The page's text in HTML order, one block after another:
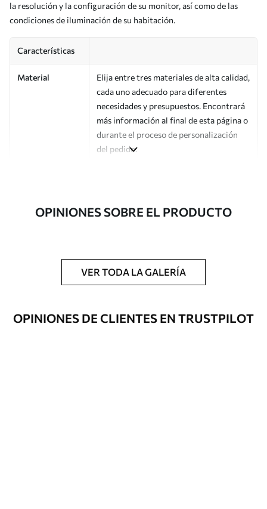
la resolución y la configuración de su monitor, así como de las
condiciones de iluminación de su habitación.
Características
Material
Elija entre tres materiales de alta calidad,
cada uno adecuado para diferentes
necesidades y presupuestos. Encontrará
más información al final de esta página o
durante el proceso de personalización
del pedido.
artículo
Impreso bajo pedido y entregado en
rollos de hasta 50 cm de ancho.
Opciones
adicionales
Disponible con recubrimiento de barniz
y/o adhesivo para empapelar.
OPINIONES SOBRE EL PRODUCTO
VER TODA LA GALERÍA
OPINIONES DE CLIENTES EN TRUSTPILOT